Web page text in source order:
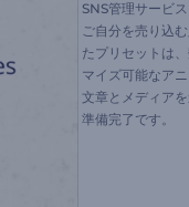
SNS管理サービ
ご自分を売り込
たプリセットは
マイズ可能なア
文章とメディア
準備完了です。